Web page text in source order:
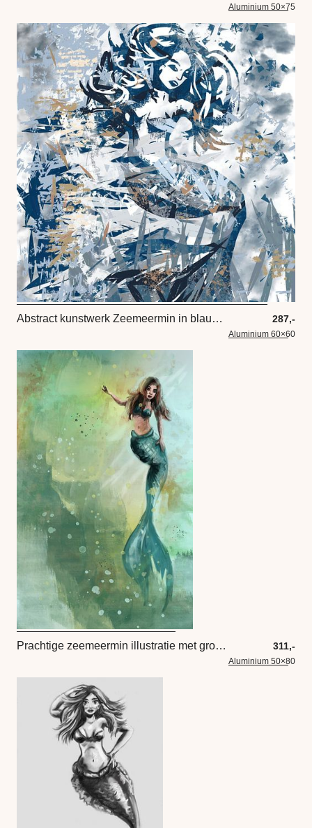
Aluminium 50×75
Abstract kunstwerk Zeemeermin in blauw houtkleur en wit 287,-
Aluminium 60×60
Prachtige zeemeermin illustratie met groene en gele tinten 311,-
Aluminium 50×80